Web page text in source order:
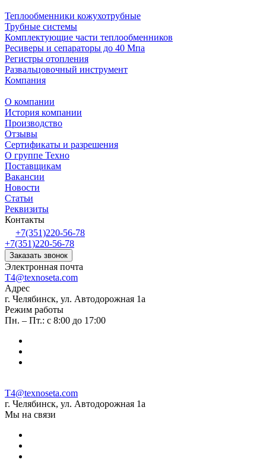
Теплообменники кожухотрубные
Трубные системы
Комплектующие части теплообменников
Ресиверы и сепараторы до 40 Мпа
Регистры отопления
Развальцовочный инструмент
Компания
О компании
История компании
Производство
Отзывы
Сертификаты и разрешения
О группе Техно
Поставщикам
Вакансии
Новости
Статьи
Реквизиты
Контакты
+7(351)220-56-78
+7(351)220-56-78
Заказать звонок
Электронная почта
T4@texnoseta.com
Адрес
г. Челябинск, ул. Автодорожная 1а
Режим работы
Пн. – Пт.: с 8:00 до 17:00
T4@texnoseta.com
г. Челябинск, ул. Автодорожная 1а
Мы на связи